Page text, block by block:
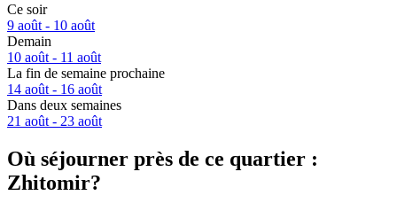
Ce soir
9 août - 10 août
Demain
10 août - 11 août
La fin de semaine prochaine
14 août - 16 août
Dans deux semaines
21 août - 23 août
Où séjourner près de ce quartier :
Zhitomir?